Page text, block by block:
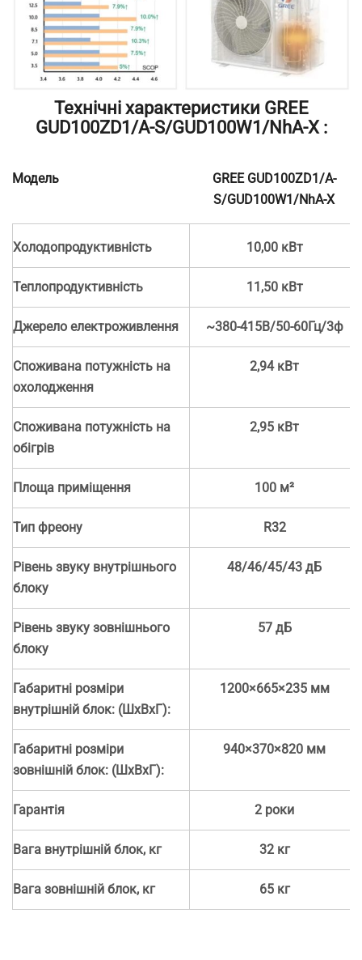
Технічні характеристики GREE
GUD100ZD1/A-S/GUD100W1/NhA-X :
Модель
GREE GUD100ZD1/A-
S/GUD100W1/NhA-X
Холодопродуктивність 10,00 кВт
Теплопродуктивність 11,50 кВт
Джерело електроживлення ~380-415В/50-60Гц/3ф
Споживана потужність на
охолодження
2,94 кВт
Споживана потужність на
обігрів
2,95 кВт
Площа приміщення 100 м²
Тип фреону R32
Рівень звуку внутрішнього
блоку
48/46/45/43 дБ
Рівень звуку зовнішнього
блоку
57 дБ
Габаритні розміри
внутрішній блок: (ШхВхГ):
1200×665×235 мм
Габаритні розміри
зовнішній блок: (ШхВхГ):
940×370×820 мм
Гарантія 2 роки
Вага внутрішній блок, кг 32 кг
Вага зовнішній блок, кг 65 кг